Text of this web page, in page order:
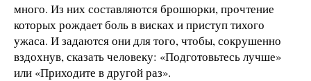
много. Из них составляются брошюрки, прочтение
которых рождает боль в висках и приступ тихого
ужаса. И задаются они для того, чтобы, сокрушенно
вздохнув, сказать человеку: «Подготовьтесь лучше»
или «Приходите в другой раз».